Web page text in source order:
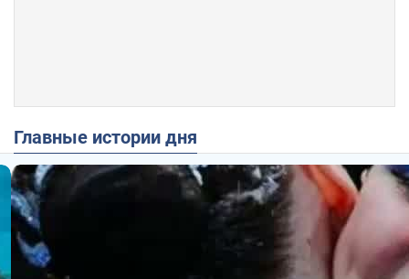
Главные истории дня